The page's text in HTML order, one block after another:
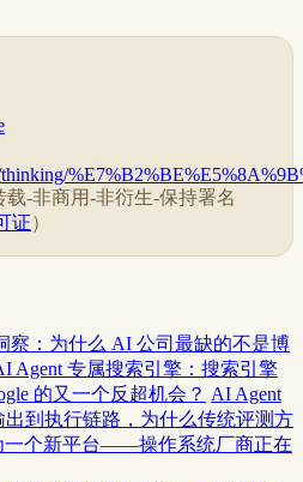
thinking/
-非商用-非衍生-保持署名
证）
察：为什么 AI 公司最缺的不是博
Agent 专属搜索引擎：搜索引擎
的又一个反超机会？ AI Agent
到执行链路，为什么传统评测方
一个新平台——操作系统厂商正在